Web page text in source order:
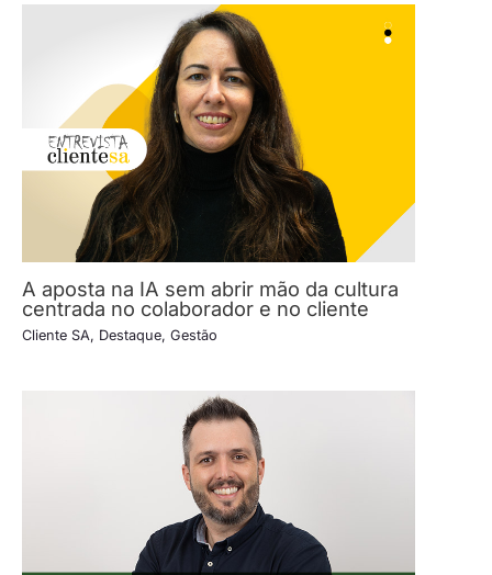
A aposta na IA sem abrir mão da cultura
centrada no colaborador e no cliente
Cliente SA, Destaque, Gestão